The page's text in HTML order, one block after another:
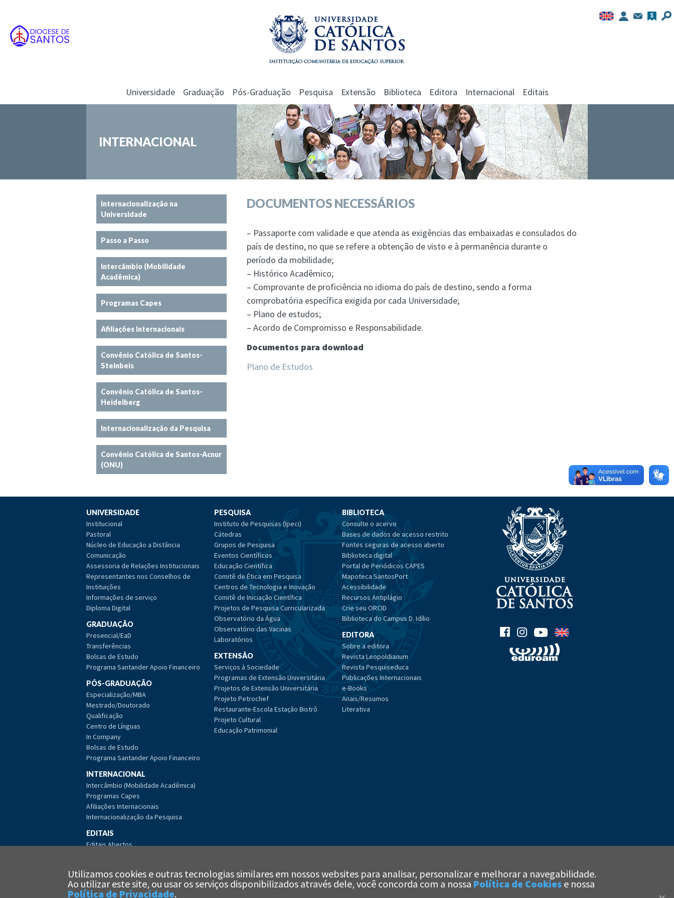
Universidade Graduação Pós-Graduação Pesquisa Extensão Biblioteca Editora Internacional Editais
INTERNACIONAL
DOCUMENTOS NECESSÁRIOS
– Passaporte com validade e que atenda as exigências das embaixadas e consulados do
país de destino, no que se refere a obtenção de visto e à permanência durante o
período da mobilidade;
– Histórico Acadêmico;
– Comprovante de proficiência no idioma do país de destino, sendo a forma
comprobatória específica exigida por cada Universidade;
– Plano de estudos;
– Acordo de Compromisso e Responsabilidade.
Documentos para download
Plano de Estudos
Internacionalização na
Universidade
Passo a Passo
Intercâmbio (Mobilidade
Acadêmica)
Programas Capes
Afiliações Internacionais
Convênio Católica de Santos-
Steinbeis
Convênio Católica de Santos-
Heidelberg
Internacionalização da Pesquisa
Convênio Católica de Santos-Acnur
(ONU)
UNIVERSIDADE
Institucional
Pastoral
Núcleo de Educação a Distância
Comunicação
Assessoria de Relações Institucionais
Representantes nos Conselhos de
Instituições
Informações de serviço
Diploma Digital
GRADUAÇÃO
Presencial/EaD
Transferências
Bolsas de Estudo
Programa Santander Apoio Financeiro
PÓS-GRADUAÇÃO
Especialização/MBA
Mestrado/Doutorado
Qualificação
Centro de Línguas
In Company
Bolsas de Estudo
Programa Santander Apoio Financeiro
PESQUISA
Instituto de Pesquisas (Ipeci)
Cátedras
Grupos de Pesquisa
Eventos Científicos
Educação Científica
Comitê de Ética em Pesquisa
Centros de Tecnologia e Inovação
Comitê de Iniciação Científica
Projetos de Pesquisa Curricularizada
Observatório da Água
Observatório das Vacinas
Laboratórios
EXTENSÃO
Serviços à Sociedade
Programas de Extensão Universitária
Projetos de Extensão Universitária
Projeto Petrochef
Restaurante-Escola Estação Bistrô
Projeto Cultural
Educação Patrimonial
BIBLIOTECA
Consulte o acervo
Bases de dados de acesso restrito
Fontes seguras de acesso aberto
Biblioteca digital
Portal de Periódicos CAPES
Mapoteca SantosPort
Acessibilidade
Recursos Antiplágio
Crie seu ORCID
Biblioteca do Campus D. Idílio
EDITORA
Sobre a editora
Revista Leopoldianum
Revista Pesquiseduca
Publicações Internacionais
e-Books
Anais/Resumos
Literativa
INTERNACIONAL
Intercâmbio (Mobilidade Acadêmica)
Programas Capes
Afiliações Internacionais
Internacionalização da Pesquisa
EDITAIS
Editais Abertos
Editais de Licitação Encerrados
Utilizamos cookies e outras tecnologias similares em nossos websites para analisar, personalizar e melhorar a navegabilidade.
Ao utilizar este site, ou usar os serviços disponibilizados através dele, você concorda com a nossa Política de Cookiese nossa
Política de Privacidade.